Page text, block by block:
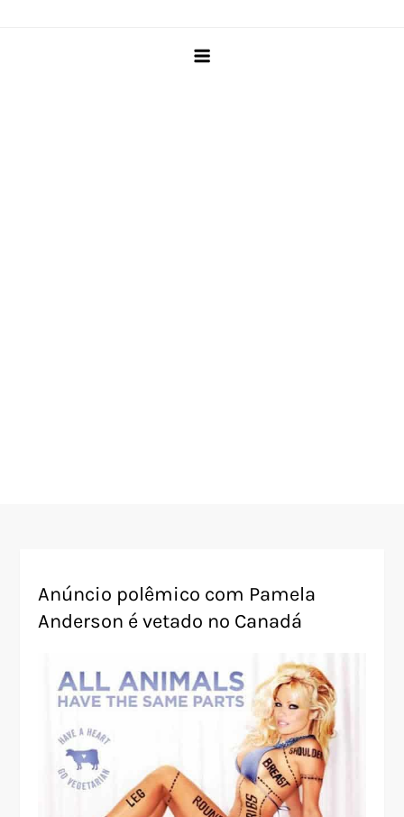
Anúncio polêmico com Pamela
Anderson é vetado no Canadá